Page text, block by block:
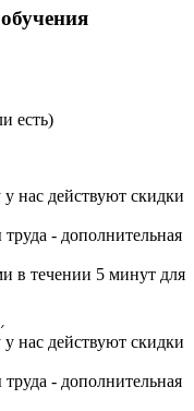
есть)
нас действуют скидки
- дополнительная
в течении 5 минут для
нас действуют скидки
- дополнительная